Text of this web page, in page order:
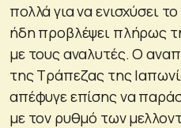
πολλά για να ενισχύσει
ήδη προβλέψει πλήρως
με τους αναλυτές. Ο
της Τράπεζας της
απέφυγε επίσης να
με τον ρυθμό των